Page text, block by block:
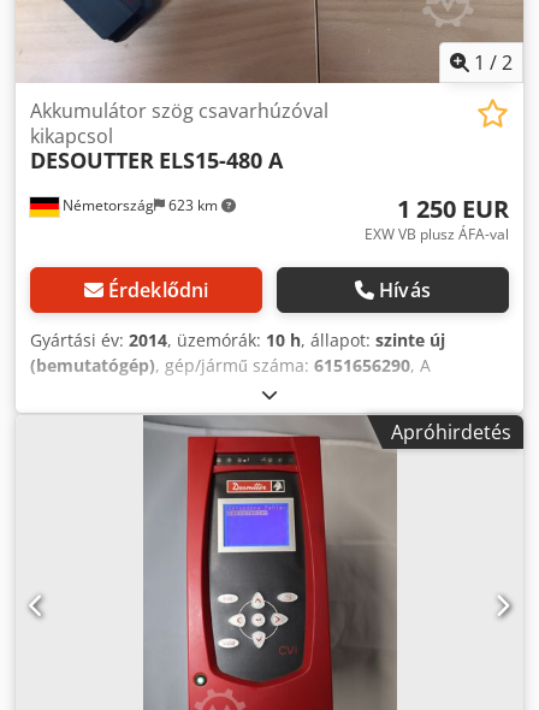
1 /2
Németország 623 km
Akkumulátor szög csavarhúzóval
kikapcsol
DESOUTTER ELS15-480 A
1 250 EUR
EXW VB plusz ÁFA-val
Érdeklődni Hívás
Gyártási év: 2014, üzemórák: 10 h, állapot: szinte új
(bemutatógép), gép/jármű száma: 6151656290, A
Desoutter akkumulátor szögletes csavarhúzója kikapcsolt
ELS15-480-A Bemutató eszköz töltő 230 V Ladegeraet + 2
elem (18 V 2,6 Ah) benne Ingyenes fordulatszám: 200 - 480
ford / perc Nyomaték tartomány: 44,2 inlb - 133 in.lb
Kimeneti meghajtó: Sq. 3/8 hossz: 16,5 in. Súly (elem
nélkül): 2,6 font. Dcsdpfx Amscr H Eaj Eek
Apróhirdetés